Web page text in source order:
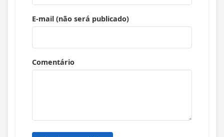
E-mail (não será publicado)
Comentário